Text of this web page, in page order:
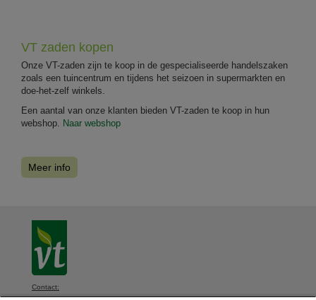
VT zaden kopen
Onze VT-zaden zijn te koop in de gespecialiseerde handelszaken
zoals een tuincentrum en tijdens het seizoen in supermarkten en
doe-het-zelf winkels.
Een aantal van onze klanten bieden VT-zaden te koop in hun
webshop.
Naar webshop
Meer info
Contact: